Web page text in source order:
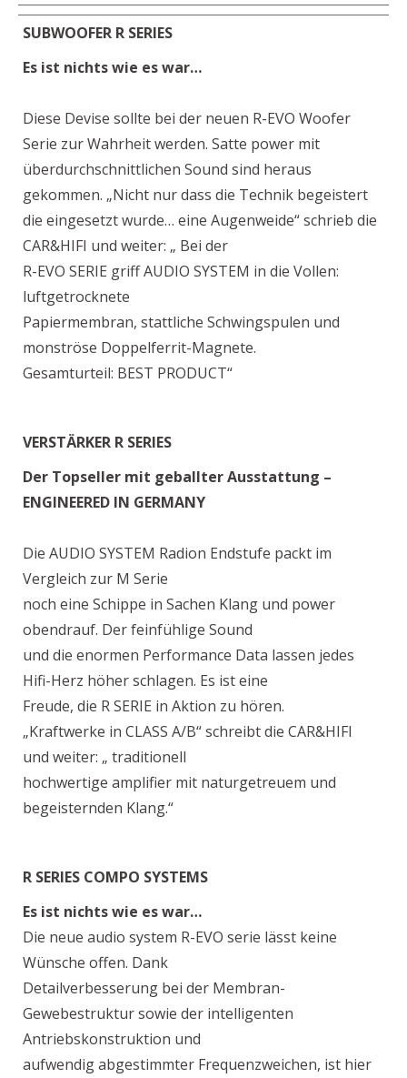
SUBWOOFER R SERIES
Es ist nichts wie es war…
Diese Devise sollte bei der neuen R-EVO Woofer
Serie zur Wahrheit werden. Satte power mit
überdurchschnittlichen Sound sind heraus
gekommen. „Nicht nur dass die Technik begeistert
die eingesetzt wurde… eine Augenweide“ schrieb die
CAR&HIFI und weiter: „ Bei der
R-EVO SERIE griff AUDIO SYSTEM in die Vollen:
luftgetrocknete
Papiermembran, stattliche Schwingspulen und
monströse Doppelferrit-Magnete.
Gesamturteil: BEST PRODUCT“
VERSTÄRKER R SERIES
Der Topseller mit geballter Ausstattung –
ENGINEERED IN GERMANY
Die AUDIO SYSTEM Radion Endstufe packt im
Vergleich zur M Serie
noch eine Schippe in Sachen Klang und power
obendrauf. Der feinfühlige Sound
und die enormen Performance Data lassen jedes
Hifi-Herz höher schlagen. Es ist eine
Freude, die R SERIE in Aktion zu hören.
„Kraftwerke in CLASS A/B“ schreibt die CAR&HIFI
und weiter: „ traditionell
hochwertige amplifier mit naturgetreuem und
begeisternden Klang.“
R SERIES COMPO SYSTEMS
Es ist nichts wie es war…
Die neue audio system R-EVO serie lässt keine
Wünsche offen. Dank
Detailverbesserung bei der Membran-
Gewebestruktur sowie der intelligenten
Antriebskonstruktion und
aufwendig abgestimmter Frequenzweichen, ist hier